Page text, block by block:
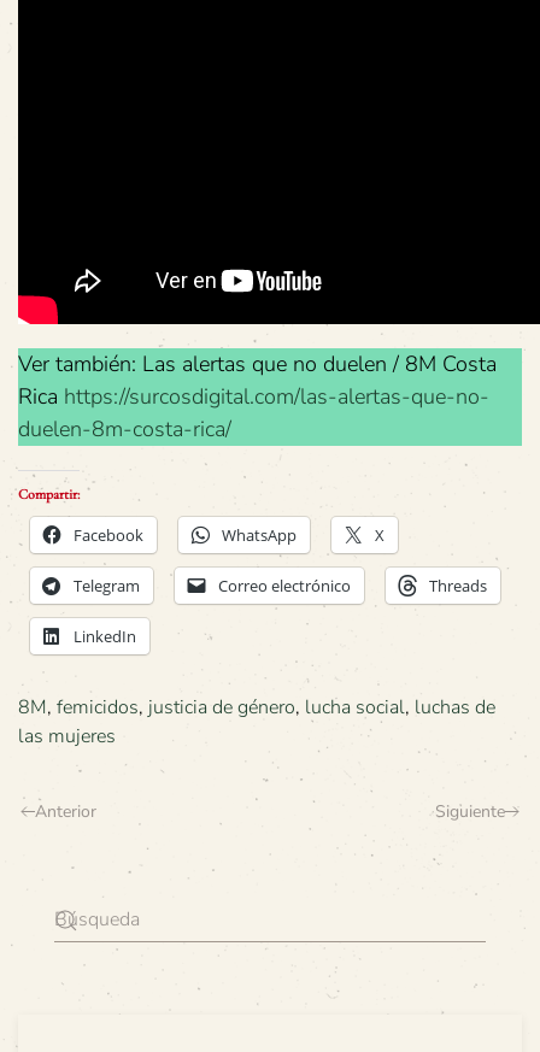
Ver también: Las alertas que no duelen / 8M Costa
Rica https://surcosdigital.com/las-alertas-que-no-
duelen-8m-costa-rica/
Compartir:
Facebook WhatsApp X
Telegram Correo electrónico Threads
LinkedIn
8M, femicidos, justicia de género, lucha social, luchas de
las mujeres
Anterior Siguiente